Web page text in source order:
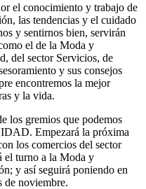
el conocimiento y trabajo de
las tendencias y el cuidado
y sentirnos bien, servirán
el de la Moda y
del sector Servicios, de
y sus consejos
encontremos la mejor
y la vida.
los gremios que podemos
Empezará la próxima
los comercios del sector
el turno a la Moda y
y así seguirá poniendo en
de noviembre.